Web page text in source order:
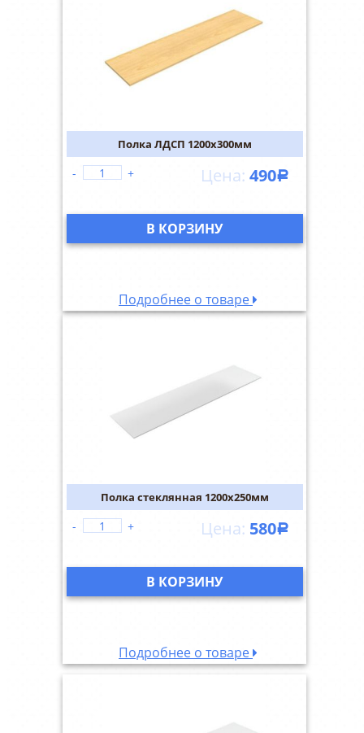
Полка ЛДСП 1200х300мм
490Р
- +
В КОРЗИНУ
Подробнее о товаре
Полка стеклянная 1200х250мм
580Р
- +
В КОРЗИНУ
Подробнее о товаре